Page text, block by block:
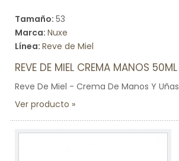
Tamaño: 53
Marca: Nuxe
Línea: Reve de Miel
REVE DE MIEL CREMA MANOS 50ML
Reve De Miel - Crema De Manos Y Uñas
Ver producto